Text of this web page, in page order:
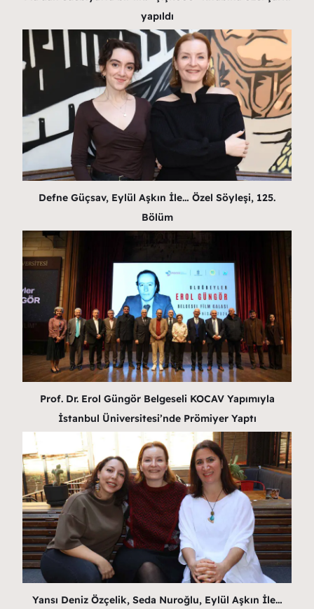
yapıldı
Defne Güçsav, Eylül Aşkın İle… Özel Söyleşi, 125.
Bölüm
Prof. Dr. Erol Güngör Belgeseli KOCAV Yapımıyla
İstanbul Üniversitesi’nde Prömiyer Yaptı
Yansı Deniz Özçelik, Seda Nuroğlu, Eylül Aşkın İle…